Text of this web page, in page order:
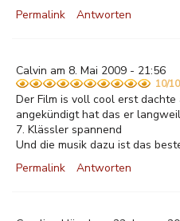
Permalink
Antworten
Calvin am 8. Mai 2009 - 21:56
10/10
Der Film is voll cool erst
angekündigt hat das er
7. Klässler spannend
Und die musik dazu ist das
Permalink
Antworten